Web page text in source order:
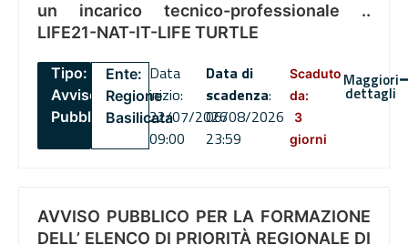
un incarico tecnico-professionale ..
LIFE21-NAT-IT-LIFE TURTLE
Tipo:
Avviso
Pubblico
Ente:
Regione
Basilicata
Data
inizio:
22/07/2026
09:00
Data di
scadenza:
06/08/2026
23:59
Scaduto
da:
3
giorni
Maggiori
dettagli
AVVISO PUBBLICO PER LA FORMAZIONE
DELL’ ELENCO DI PRIORITÀ REGIONALE DI